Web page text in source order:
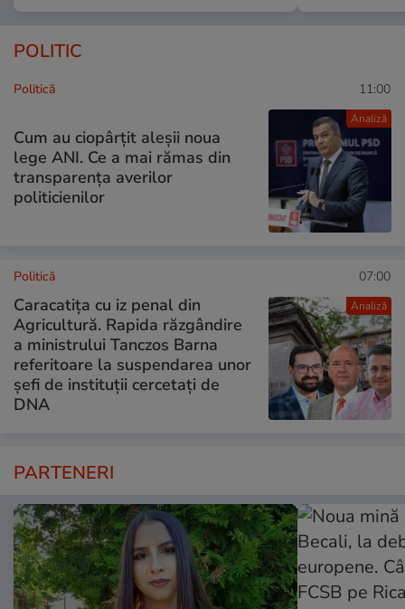
POLITIC
Analiză
Politică 11:00
Cum au ciopârțit aleșii noua
lege ANI. Ce a mai rămas din
transparența averilor
politicienilor
Analiză
Politică 07:00
Caracatița cu iz penal din
Agricultură. Rapida răzgândire
a ministrului Tanczos Barna
referitoare la suspendarea unor
șefi de instituții cercetați de
DNA
PARTENERI